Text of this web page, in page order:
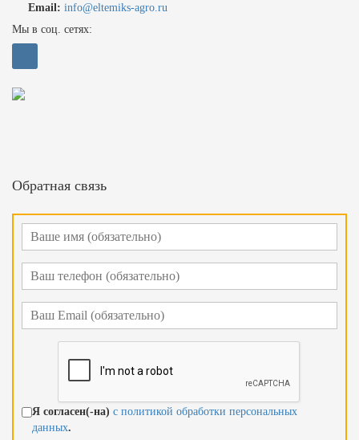
Email: info@eltemiks-agro.ru
Мы в соц. сетях:
Обратная связь
Я согласен(-на) с политикой обработки персональных
данных.